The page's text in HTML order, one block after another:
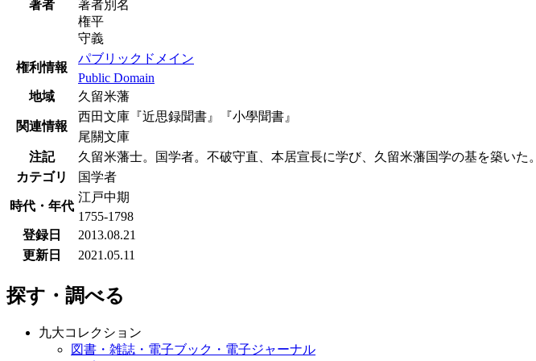
著者
著者別名
権平
守義
権利情報
パブリックドメイン
Public Domain
地域
久留米藩
関連情報
西田文庫『近思録聞書』『小學聞書』
尾關文庫
注記
久留米藩士。国学者。不破守直、本居宣長に学び、久留米藩国学の基を築いた。
カテゴリ
国学者
時代・年代
江戸中期
1755-1798
登録日
2013.08.21
更新日
2021.05.11
探す・調べる
九大コレクション
図書・雑誌・電子ブック・電子ジャーナル